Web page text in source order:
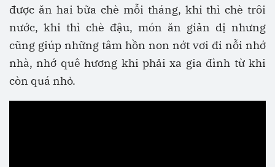
được ăn hai bữa chè mỗi tháng, khi thì chè trôi
nước, khi thì chè đậu, món ăn giản dị nhưng
cũng giúp những tâm hồn non nớt vơi đi nỗi nhớ
nhà, nhớ quê hương khi phải xa gia đình từ khi
còn quá nhỏ.